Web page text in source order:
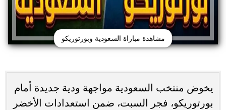
مشاهدة مباراة السعودية وبورتوريكو
يخوض منتخب السعودية مواجهة ودية جديدة أمام
بورتوريكو، فجر السبت، ضمن استعدادات الأخضر